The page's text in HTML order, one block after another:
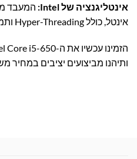
אינטליגנציה של Intel:
המעבד
אינטל, כולל Hyper-Threading ותמיכה בזיכרון DDR3.
ותיהנו מביצועים יציבים במחיר